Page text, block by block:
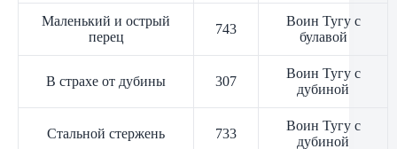
Маленький и острый
перец
743
Воин Тугу с
булавой
В страхе от дубины 307
Воин Тугу с
дубиной
Стальной стержень 733
Воин Тугу с
дубиной